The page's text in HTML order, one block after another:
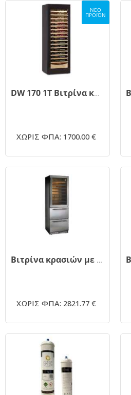
ΝΕΟ
ΠΡΟΪΟΝ
DW 170 1T Βιτρίνα κρασιών
ΧΩΡΙΣ ΦΠΑ: 1700.00 €
Βιτρίνα κρασιών με συρτάρια DW190 Silver
ΧΩΡΙΣ ΦΠΑ: 2821.77 €